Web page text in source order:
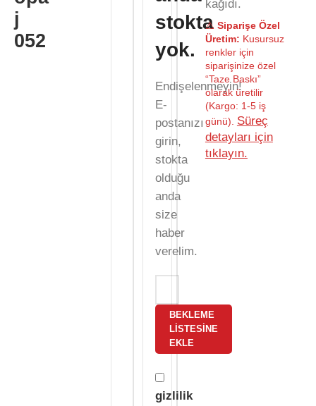
j
052
stokta
yok.
Endişelenmeyin!
E-
postanızı
girin,
stokta
olduğu
anda
size
haber
verelim.
BEKLEME
LISTESINE
EKLE
gizlilik
kağıdı.
⚠️ Siparişe Özel
Üretim: Kusursuz
renkler için
siparişinize özel
“Taze Baskı”
olarak üretilir
(Kargo: 1-5 iş
günü). Süreç
detayları için
tıklayın.